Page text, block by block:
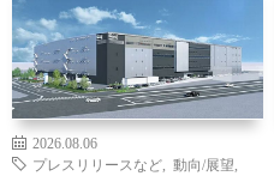
2026.08.06
プレスリリースなど
動向/展望